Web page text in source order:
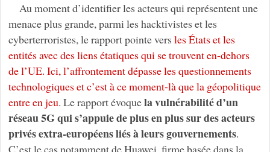
Au moment d’identifier les acteurs qui représentent une
menace plus grande, parmi les hacktivistes et les
cyberterroristes, le rapport pointe vers les États et les
entités avec des liens étatiques qui se trouvent en-dehors
de l’UE. Ici, l’affrontement dépasse les questionnements
technologiques et c’est à ce moment-là que la géopolitique
entre en jeu. Le rapport évoquela vulnérabilité d’un
réseau 5G qui s’appuie de plus en plus sur des acteurs
privés extra-européens liés à leurs gouvernements.
C’est le cas notamment de Huawei, firme basée dans la